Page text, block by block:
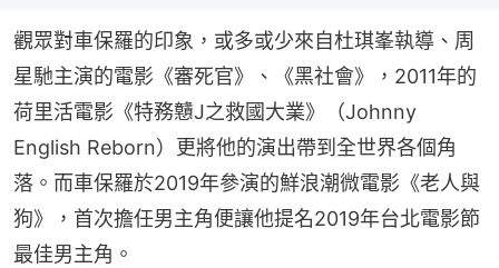
觀眾對車保羅的印象，或多或少來自杜琪峯執導、周
星馳主演的電影《審死官》、《黑社會》，2011年的
荷里活電影《特務戇J之救國大業》（Johnny
English Reborn）更將他的演出帶到全世界各個角
落。而車保羅於2019年參演的鮮浪潮微電影《老人與
狗》，首次擔任男主角便讓他提名2019年台北電影節
最佳男主角。